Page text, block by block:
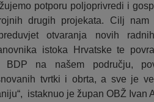
potporu poljoprivredi i
drugih projekata. Cilj nam
otvaranja novih
istoka Hrvatske te
BDP na našem području,
tvrtki i obrta, a sve je
istaknuo je župan OBŽ Ivan